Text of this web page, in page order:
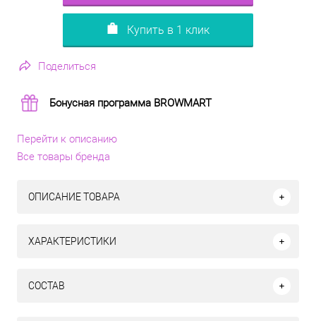
Купить в 1 клик
Поделиться
Бонусная программа BROWMART
Перейти к описанию
Все товары бренда
ОПИСАНИЕ ТОВАРА
ХАРАКТЕРИСТИКИ
СОСТАВ